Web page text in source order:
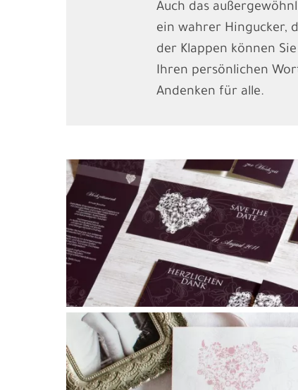
Auch das
ein wahrer Hingucker,
der Klappen können
Ihren persönlichen
Andenken für alle.